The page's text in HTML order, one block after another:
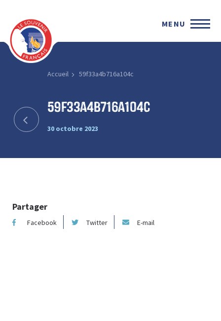
MENU
Accueil 59f33a4b716a104c
59f33a4b716a104c
30 octobre 2023
Partager
Facebook Twitter E-mail